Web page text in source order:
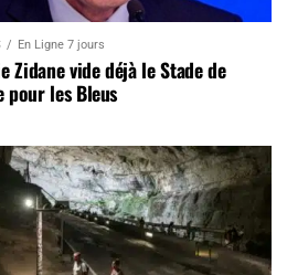
En Ligne 7 jours
Zidane vide déjà le Stade de
pour les Bleus